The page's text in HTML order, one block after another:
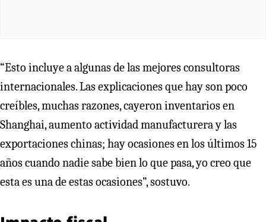
“Esto incluye a algunas de las mejores consultoras
internacionales. Las explicaciones que hay son poco
creíbles, muchas razones, cayeron inventarios en
Shanghai, aumento actividad manufacturera y las
exportaciones chinas; hay ocasiones en los últimos 15
años cuando nadie sabe bien lo que pasa, yo creo que
esta es una de estas ocasiones”, sostuvo.